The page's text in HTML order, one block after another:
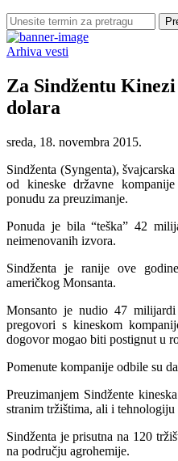
Arhiva vesti
Za Sindžentu
dolara
sreda, 18. novembra 2015.
Sindženta (Syngenta),
od kineske državne
ponudu za preuzimanje.
Ponuda je bila “teška” 42
neimenovanih izvora.
Sindženta je ranije ove
američkog Monsanta.
Monsanto je nudio 47
pregovori s kineskom
dogovor mogao biti postignut u
Pomenute kompanije odbile su
Preuzimanjem Sindžente
stranim tržištima, ali i tehnologiju
Sindženta je prisutna na 120
na području agrohemije.